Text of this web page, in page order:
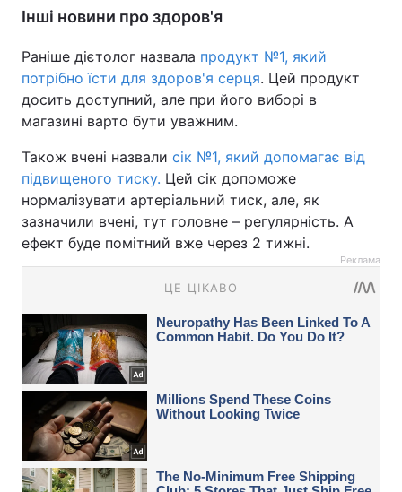
Інші новини про здоров'я
Раніше дієтолог назвала продукт №1, який
потрібно їсти для здоров'я серця. Цей продукт
досить доступний, але при його виборі в
магазині варто бути уважним.
Також вчені назвали сік №1, який допомагає від
підвищеного тиску. Цей сік допоможе
нормалізувати артеріальний тиск, але, як
зазначили вчені, тут головне – регулярність. А
ефект буде помітний вже через 2 тижні.
Реклама